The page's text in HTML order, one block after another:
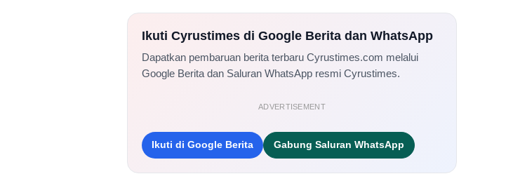
Ikuti Cyrustimes di Google Berita dan WhatsApp
Dapatkan pembaruan berita terbaru Cyrustimes.com melalui
Google Berita dan Saluran WhatsApp resmi Cyrustimes.
ADVERTISEMENT
Ikuti di Google Berita Gabung Saluran WhatsApp